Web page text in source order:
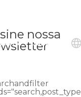
Contato
nossa